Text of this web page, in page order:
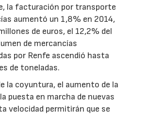
la facturación por transporte
aumentó un 1,8% en 2014,
de euros, el 12,2% del
de mercancías
por Renfe ascendió hasta
de toneladas.
la coyuntura, el aumento de la
puesta en marcha de nuevas
velocidad permitirán que se